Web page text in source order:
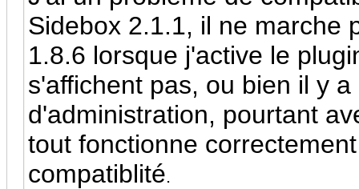
Sidebox 2.1.1, il ne marche
1.8.6 lorsque j'active le
s'affichent pas, ou bien il y
d'administration, pourtant
tout fonctionne
compatiblité.